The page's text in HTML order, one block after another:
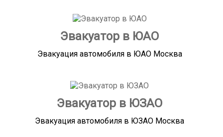
Эвакуатор в ЮАО
Эвакуация автомобиля в ЮАО Москва
Эвакуатор в ЮЗАО
Эвакуация автомобиля в ЮЗАО Москва